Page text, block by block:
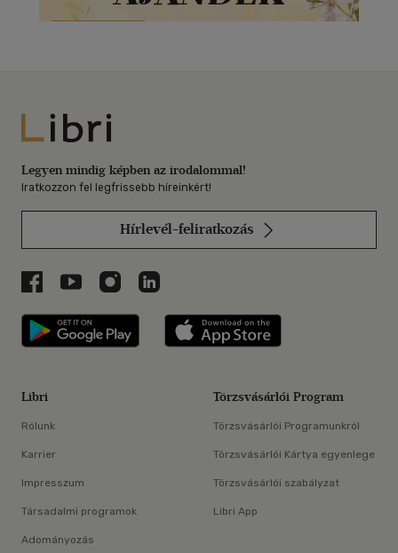
Libri
Legyen mindig képben az irodalommal!
Iratkozzon fel legfrissebb híreinkért!
Hírlevél-feliratkozás
Libri a Facebookon
Libri a Youtube-on
Libri az Instagramon
Libri a LinkedInen
Libri applikáció Szerezd meg: Google
Libri
Rólunk
Karrier
Impresszum
Társadalmi programok
Adományozás
Törzsvásárlói Program
Törzsvásárlói Programunkról
Törzsvásárlói Kártya egyenlege
Törzsvásárlói szabályzat
Libri App